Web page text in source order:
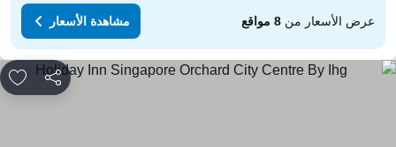
عرض الأسعار من8 مواقع مشاهدة الأسعار
مشاركة